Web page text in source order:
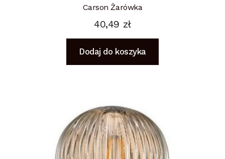
Carson Żarówka
40,49 zł
Dodaj do koszyka